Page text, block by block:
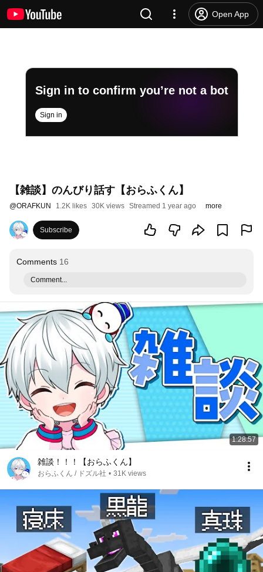
Open App
Sign in to confirm you’re not a bot
Sign in
【雑談】のんびり話す【おらふくん】
@ORAFKUN 1.2K likes 30K views Streamed 1 year ago more
Subscribe
Comments 16
Comment...
1:28:57
雑談！！！【おらふくん】
おらふくん / ドズル社 • 31K views